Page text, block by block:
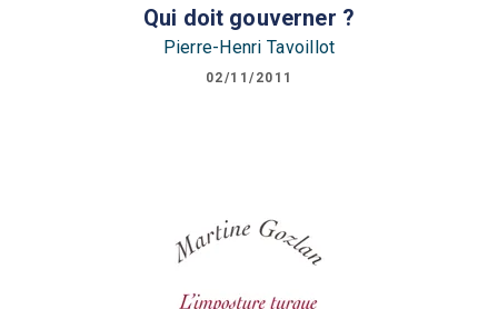
Qui doit gouverner ?
Pierre-Henri Tavoillot
02/11/2011